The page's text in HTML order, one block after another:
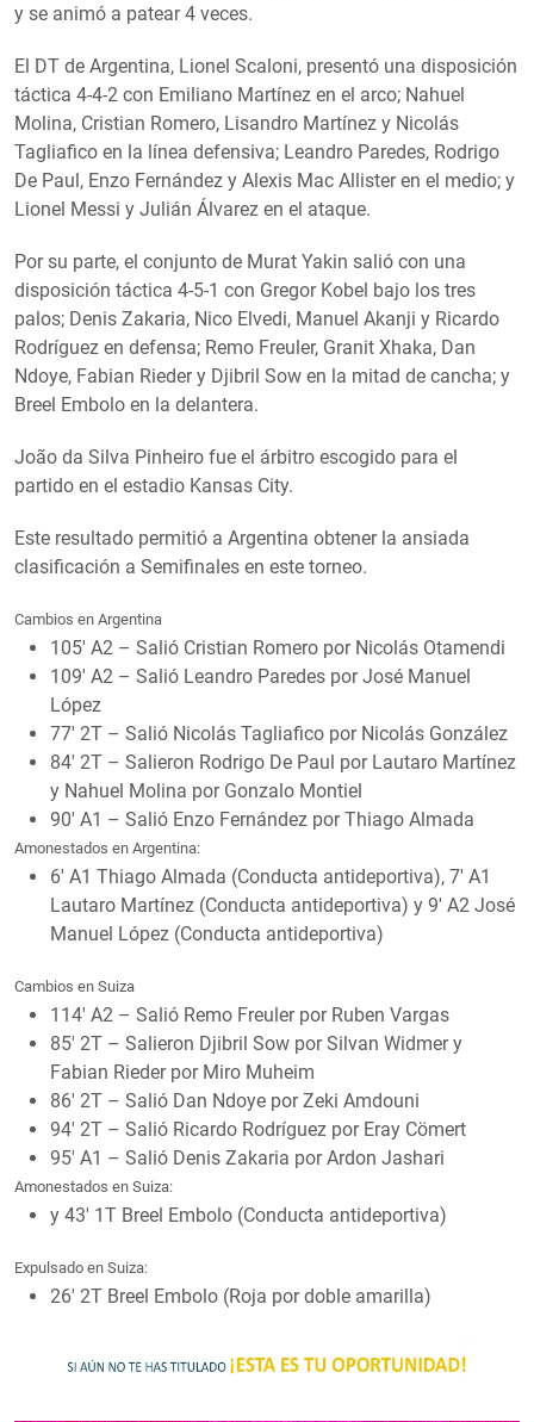
y se animó a patear 4 veces.
El DT de Argentina, Lionel Scaloni, presentó una disposición
táctica 4-4-2 con Emiliano Martínez en el arco; Nahuel
Molina, Cristian Romero, Lisandro Martínez y Nicolás
Tagliafico en la línea defensiva; Leandro Paredes, Rodrigo
De Paul, Enzo Fernández y Alexis Mac Allister en el medio; y
Lionel Messi y Julián Álvarez en el ataque.
Por su parte, el conjunto de Murat Yakin salió con una
disposición táctica 4-5-1 con Gregor Kobel bajo los tres
palos; Denis Zakaria, Nico Elvedi, Manuel Akanji y Ricardo
Rodrí­guez en defensa; Remo Freuler, Granit Xhaka, Dan
Ndoye, Fabian Rieder y Djibril Sow en la mitad de cancha; y
Breel Embolo en la delantera.
João da Silva Pinheiro fue el árbitro escogido para el
partido en el estadio Kansas City.
Este resultado permitió a Argentina obtener la ansiada
clasificación a Semifinales en este torneo.
Cambios en Argentina
105′ A2 – Salió Cristian Romero por Nicolás Otamendi
109′ A2 – Salió Leandro Paredes por José Manuel
López
77′ 2T – Salió Nicolás Tagliafico por Nicolás González
84′ 2T – Salieron Rodrigo De Paul por Lautaro Martínez
y Nahuel Molina por Gonzalo Montiel
90′ A1 – Salió Enzo Fernández por Thiago Almada
Amonestados en Argentina:
6′ A1 Thiago Almada (Conducta antideportiva), 7′ A1
Lautaro Martínez (Conducta antideportiva) y 9′ A2 José
Manuel López (Conducta antideportiva)
Cambios en Suiza
114′ A2 – Salió Remo Freuler por Ruben Vargas
85′ 2T – Salieron Djibril Sow por Silvan Widmer y
Fabian Rieder por Miro Muheim
86′ 2T – Salió Dan Ndoye por Zeki Amdouni
94′ 2T – Salió Ricardo Rodrí­guez por Eray Cömert
95′ A1 – Salió Denis Zakaria por Ardon Jashari
Amonestados en Suiza:
y 43′ 1T Breel Embolo (Conducta antideportiva)
Expulsado en Suiza:
26′ 2T Breel Embolo (Roja por doble amarilla)